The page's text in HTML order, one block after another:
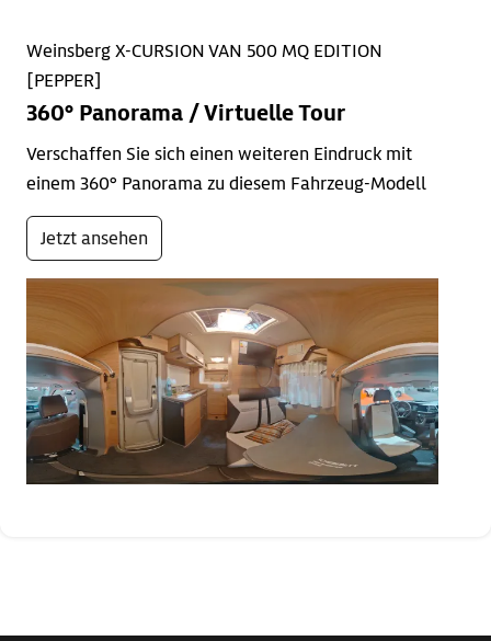
Weinsberg X-CURSION VAN 500 MQ EDITION
[PEPPER]
360° Panorama / Virtuelle Tour
Verschaffen Sie sich einen weiteren Eindruck mit
einem 360° Panorama zu diesem Fahrzeug-Modell
Jetzt ansehen